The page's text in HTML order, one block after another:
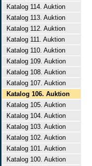
Katalog 114. Auktion
Katalog 113. Auktion
Katalog 112. Auktion
Katalog 111. Auktion
Katalog 110. Auktion
Katalog 109. Auktion
Katalog 108. Auktion
Katalog 107. Auktion
Katalog 106. Auktion
Katalog 105. Auktion
Katalog 104. Auktion
Katalog 103. Auktion
Katalog 102. Auktion
Katalog 101. Auktion
Katalog 100. Auktion